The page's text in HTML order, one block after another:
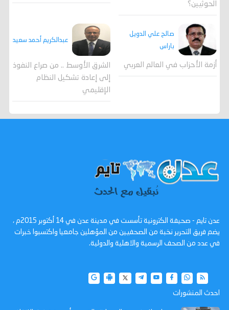
الحوثيين؟
صالح علي الدويل
باراس
أزمة الأحزاب في العالم العربي
عبدالكريم أحمد سعيد
الشرق الأوسط .. من صراع النفوذ
إلى إعادة تشكيل النظام
الإقليمي
عدن تايم - صحيفة الكترونية تأسست في مدينة عدن في 14 أكتوبر 2015م ،
يضم فريق التحرير نخبة من الصحفيين من المؤهلين جامعيا واكتسبوا خبرات
في عدد من الصحف الرسمية والاهلية والدولية.
احدث المنشورات